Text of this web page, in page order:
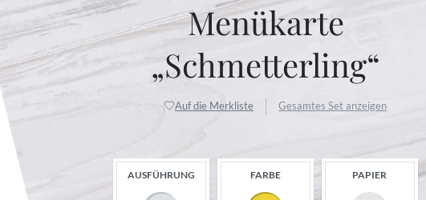
Menükarte
„Schmetterling“
Auf die Merkliste Gesamtes Set anzeigen
AUSFÜHRUNG FARBE PAPIER